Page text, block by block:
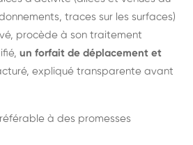
traces sur les surfaces)
procède à son traitement
un forfait de déplacement et
expliqué transparente avant
à des promesses